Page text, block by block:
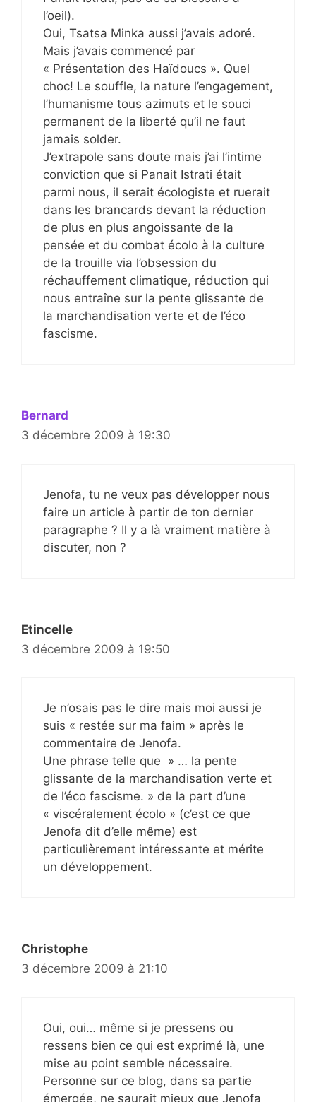
l’oeil).
Oui, Tsatsa Minka aussi j’avais adoré.
Mais j’avais commencé par
« Présentation des Haïdoucs ». Quel
choc! Le souffle, la nature l’engagement,
l’humanisme tous azimuts et le souci
permanent de la liberté qu’il ne faut
jamais solder.
J’extrapole sans doute mais j’ai l’intime
conviction que si Panait Istrati était
parmi nous, il serait écologiste et ruerait
dans les brancards devant la réduction
de plus en plus angoissante de la
pensée et du combat écolo à la culture
de la trouille via l’obsession du
réchauffement climatique, réduction qui
nous entraîne sur la pente glissante de
la marchandisation verte et de l’éco
fascisme.
Bernard
3 décembre 2009 à 19:30
Jenofa, tu ne veux pas développer nous
faire un article à partir de ton dernier
paragraphe ? Il y a là vraiment matière à
discuter, non ?
Etincelle
3 décembre 2009 à 19:50
Je n’osais pas le dire mais moi aussi je
suis « restée sur ma faim » après le
commentaire de Jenofa.
Une phrase telle que » … la pente
glissante de la marchandisation verte et
de l’éco fascisme. » de la part d’une
« viscéralement écolo » (c’est ce que
Jenofa dit d’elle même) est
particulièrement intéressante et mérite
un développement.
Christophe
3 décembre 2009 à 21:10
Oui, oui… même si je pressens ou
ressens bien ce qui est exprimé là, une
mise au point semble nécessaire.
Personne sur ce blog, dans sa partie
émergée, ne saurait mieux que Jenofa